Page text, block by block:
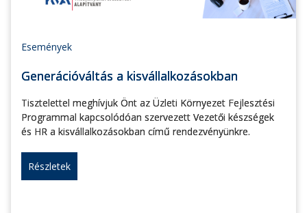
Események
Generációváltás a kisvállalkozásokban
Tisztelettel meghívjuk Önt az Üzleti Környezet Fejlesztési
Programmal kapcsolódóan szervezett Vezetői készségek
és HR a kisvállalkozásokban című rendezvényünkre.
Részletek